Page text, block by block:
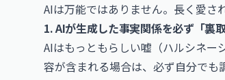
AIは万能ではありません。長く愛さ
1. AIが生成した事実関係を必ず「裏
AIはもっともらしい嘘（ハルシネー
容が含まれる場合は、必ず自分で